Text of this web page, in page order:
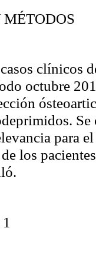
clínicos
octubre
para
los